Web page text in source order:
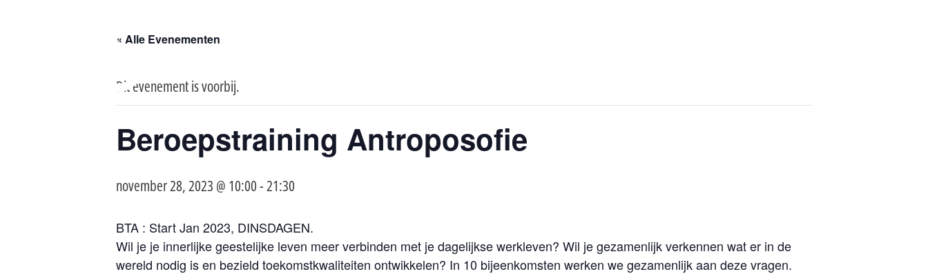
« Alle Evenementen
Dit evenement is voorbij.
Beroepstraining Antroposofie
november 28, 2023 @ 10:00-21:30
BTA : Start Jan 2023, DINSDAGEN.
Wil je je innerlijke geestelijke leven meer verbinden met je dagelijkse werkleven? Wil je gezamenlijk verkennen wat er in de
wereld nodig is en bezield toekomstkwaliteiten ontwikkelen? In 10 bijeenkomsten werken we gezamenlijk aan deze vragen.